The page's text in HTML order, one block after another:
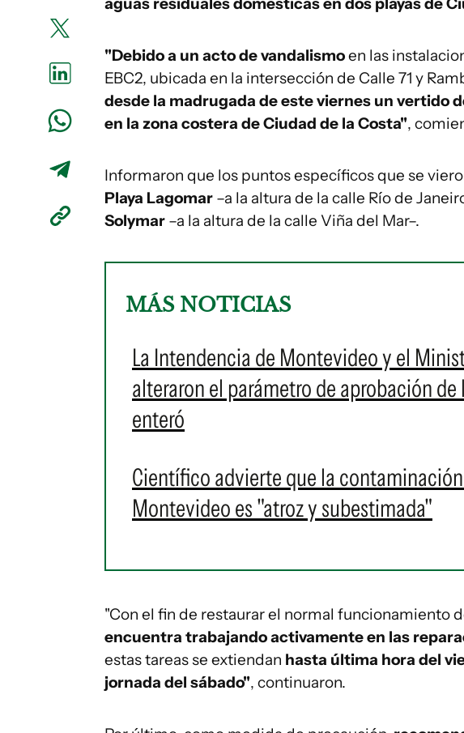
"Debido a un acto de vandalismoen las
EBC2, ubicada en la intersección de Calle 71 y
desde la madrugada de este viernes un vertido
en la zona costera de Ciudad de la Costa",
Informaron que los puntos específicos que se
Playa Lagomar –a la altura de la calle Río de
Solymar –a la altura de la calle Viña del Mar–.
MÁS NOTICIAS
La Intendencia de Montevideo y el
alteraron el parámetro de aprobación de
enteró
Científico advierte que la
Montevideo es "atroz y subestimada"
"Con el fin de restaurar el normal funcionamiento
encuentra trabajando activamente en las
estas tareas se extiendan hasta última hora del
jornada del sábado", continuaron.